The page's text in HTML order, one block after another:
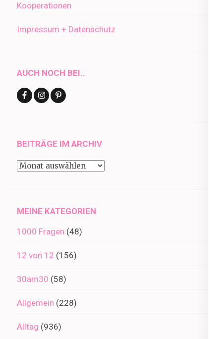
Kooperationen
Impressum + Datenschutz
AUCH NOCH BEI..
BEITRÄGE IM ARCHIV
Beiträge
MEINE KATEGORIEN
1000 Fragen (48)
12 von 12 (156)
30am30 (58)
Allgemein (228)
Alltag (936)